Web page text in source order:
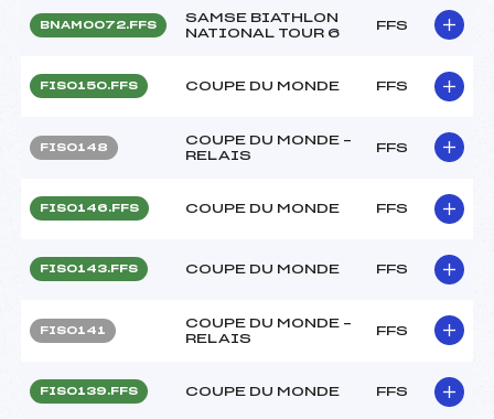
BNAM0072.FFS
SAMSE BIATHLON
NATIONAL TOUR 6
FFS
FIS0150.FFS COUPE DU MONDE FFS
FIS0148
COUPE DU MONDE –
RELAIS
FFS
FIS0146.FFS COUPE DU MONDE FFS
FIS0143.FFS COUPE DU MONDE FFS
FIS0141
COUPE DU MONDE –
RELAIS
FFS
FIS0139.FFS COUPE DU MONDE FFS